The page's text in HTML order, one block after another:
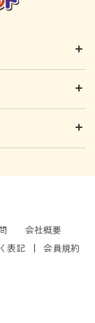
会社概要
表記 会員規約